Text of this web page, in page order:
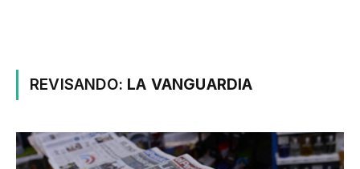
REVISANDO: LA VANGUARDIA